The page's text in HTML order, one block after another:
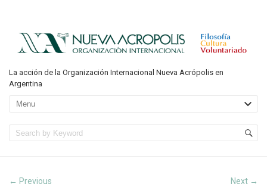
La acción de la Organización Internacional Nueva Acrópolis en
Argentina
← Previous Next →